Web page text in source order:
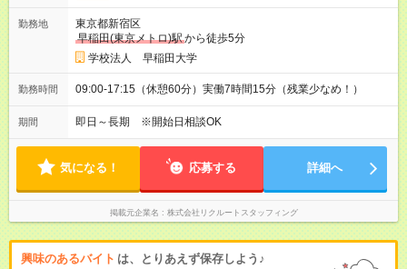
勤務地
東京都新宿区
早稲田(東京メトロ)駅から徒歩5分
学校法人 早稲田大学
勤務時間 09:00-17:15（休憩60分）実働7時間15分（残業少なめ！）
期間 即日～長期 ※開始日相談OK
気になる！ 応募する 詳細へ
掲載元企業名 株式会社リクルートスタッフィング
興味のあるバイト は、とりあえず保存しよう♪